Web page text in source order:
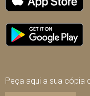
Peça aqui a sua cópia